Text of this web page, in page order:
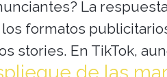
La
formatos
stories. En TikTok,